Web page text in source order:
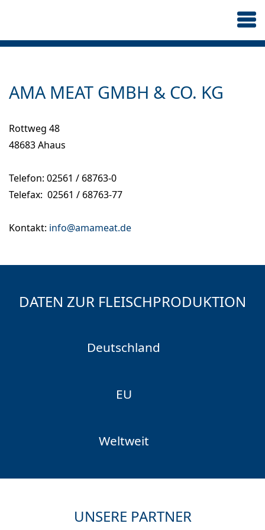
AMA MEAT GMBH & CO. KG
Rottweg 48
48683 Ahaus
Telefon: 02561 / 68763-0
Telefax: 02561 / 68763-77
Kontakt: info@amameat.de
DATEN ZUR FLEISCHPRODUKTION
Deutschland
EU
Weltweit
UNSERE PARTNER